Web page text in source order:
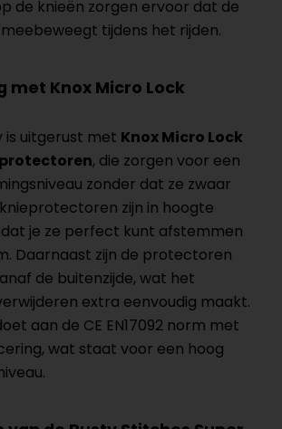
de knieën zorgen ervoor dat de
tijdens het rijden.
met Knox Micro Lock
is uitgerust met Knox Micro Lock
, die zorgen voor een
zonder dat ze zwaar
zijn in hoogte
je ze perfect kunt afstemmen
Daarnaast zijn de protectoren
de buitenzijde, wat het
extra eenvoudig maakt.
aan de CE EN17092 norm met
wat staat voor een hoog